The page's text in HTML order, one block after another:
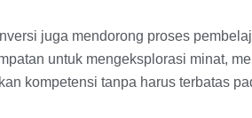
juga mendorong proses
untuk mengeksplorasi minat,
kompetensi tanpa harus terbatas